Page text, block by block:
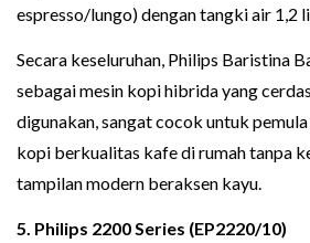
espresso/lungo) dengan tangki air 1,2
Secara keseluruhan, Philips Baristina
sebagai mesin kopi hibrida yang
digunakan, sangat cocok untuk
kopi berkualitas kafe di rumah tanpa
tampilan modern beraksen kayu.
5. Philips 2200 Series (EP2220/10)